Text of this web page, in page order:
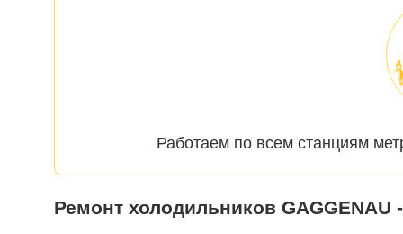
Работаем по всем станциям
Ремонт холодильников GAGGENAU